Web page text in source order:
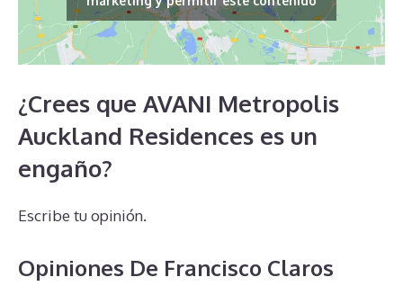
¿Crees que AVANI Metropolis
Auckland Residences es un
engaño?
Escribe tu opinión.
Opiniones De Francisco Claros